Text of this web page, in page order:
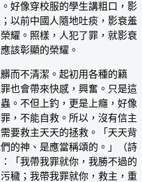
好像穿校服的學生講粗口，影
以前中國人隨地吐痰，影衰羞
耀。照樣，人犯了罪，就影衰
該彰顯的榮耀。
不清潔。起初用各種的籍
也會帶來快感，興奮。只是這
。不但上釣，更是上癮，好像
，不能自救。所以，沒有信主
要救主天天的拯救。「天天背
的神、是應當稱頌的。」（詩
「我帶我罪就你，我勝不過的
穢；我帶我罪就你，救主，重